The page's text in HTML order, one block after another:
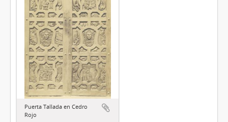
Puerta Tallada en Cedro
Rojo